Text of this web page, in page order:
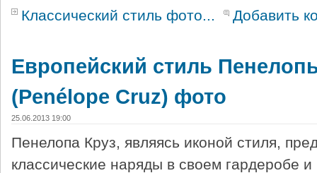
Классический стиль фото... Добавить
Европейский стиль
(Penélope Cruz) фото
25.06.2013 19:00
Пенелопа Круз, являясь иконой стиля,
классические наряды в своем гардеробе и